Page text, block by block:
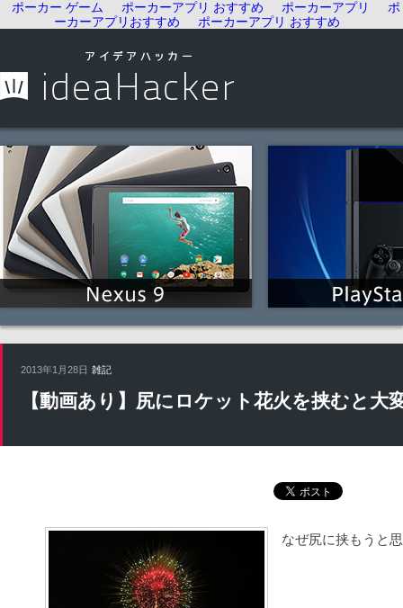
ポーカー ゲーム ポーカーアプリ おすすめ ポーカーアプリ
ポ
ーカーアプリおすすめ
ポーカーアプリ おすすめ
2013年1月28日 雑記
【動画あり】尻にロケット花火を挟むと
なぜ尻に挟もうと